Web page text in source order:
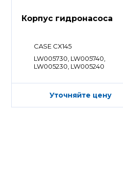
Корпус гидронасоса
CASE CX145
LW005730, LW005740,
LW005230, LW005240
Уточняйте цену